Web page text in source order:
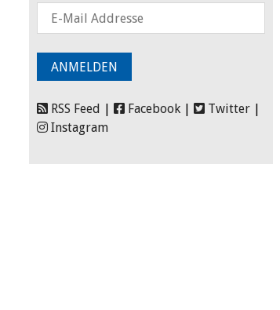
RSS Feed Facebook Twitter
Instagram